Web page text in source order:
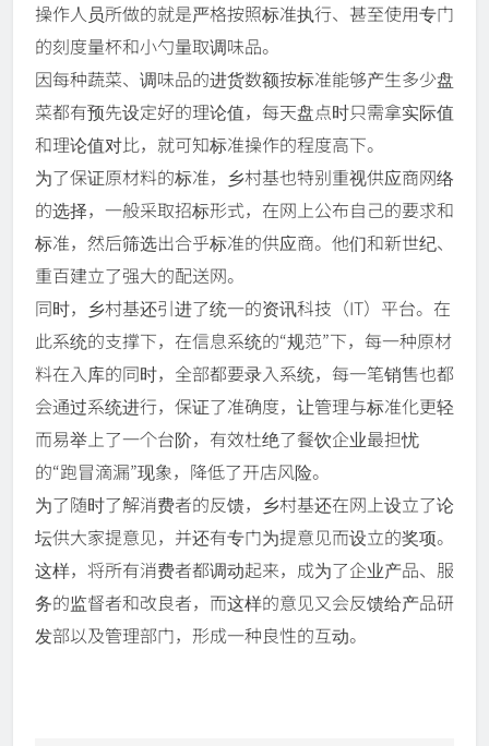
操作人员所做的就是严格按照标准执行、甚至使用专门
的刻度量杯和小勺量取调味品。
因每种蔬菜、调味品的进货数额按标准能够产生多少盘
菜都有预先设定好的理论值，每天盘点时只需拿实际值
和理论值对比，就可知标准操作的程度高下。
为了保证原材料的标准，乡村基也特别重视供应商网络
的选择，一般采取招标形式，在网上公布自己的要求和
标准，然后筛选出合乎标准的供应商。他们和新世纪、
重百建立了强大的配送网。
同时，乡村基还引进了统一的资讯科技（IT）平台。在
此系统的支撑下，在信息系统的“规范”下，每一种原材
料在入库的同时，全部都要录入系统，每一笔销售也都
会通过系统进行，保证了准确度，让管理与标准化更轻
而易举上了一个台阶，有效杜绝了餐饮企业最担忧
的“跑冒滴漏”现象，降低了开店风险。
为了随时了解消费者的反馈，乡村基还在网上设立了论
坛供大家提意见，并还有专门为提意见而设立的奖项。
这样，将所有消费者都调动起来，成为了企业产品、服
务的监督者和改良者，而这样的意见又会反馈给产品研
发部以及管理部门，形成一种良性的互动。